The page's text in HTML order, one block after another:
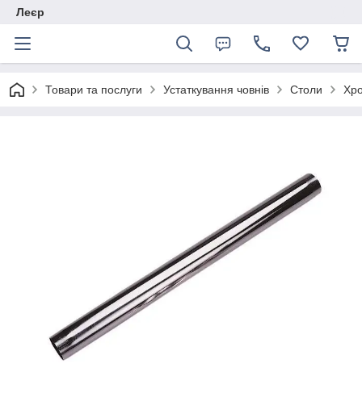
Леєр
Товари та послуги Устаткування човнів Столи